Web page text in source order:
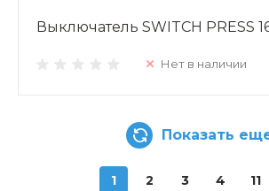
Выключатель SWITCH PRESS
Нет в наличии
Показать
1 2 3 4 11